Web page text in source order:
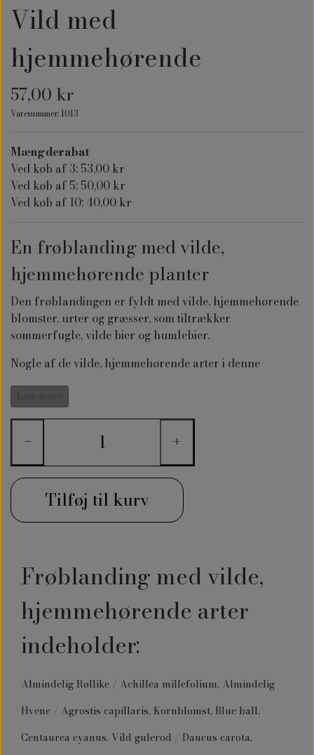
Vild med
hjemmehørende
57,00 kr
Varenummer: 1013
Mængderabat
Ved køb af 3: 53,00 kr
Ved køb af 5: 50,00 kr
Ved køb af 10: 40,00 kr
En frøblanding med vilde,
hjemmehørende planter
Den frøblandingen er fyldt med vilde, hjemmehørende
blomster, urter og græsser, som tiltrækker
sommerfugle, vilde bier og humlebier.
Nogle af de vilde, hjemmehørende arter i denne
− +
Tilføj til kurv
Frøblanding med vilde,
hjemmehørende arter
indeholder:
Almindelig Røllike / Achillea millefolium, Almindelig
Hvene / Agrostis capillaris, Kornblomst, Blue ball,
Centaurea cyanus, Vild gulerod / Daucus carota,